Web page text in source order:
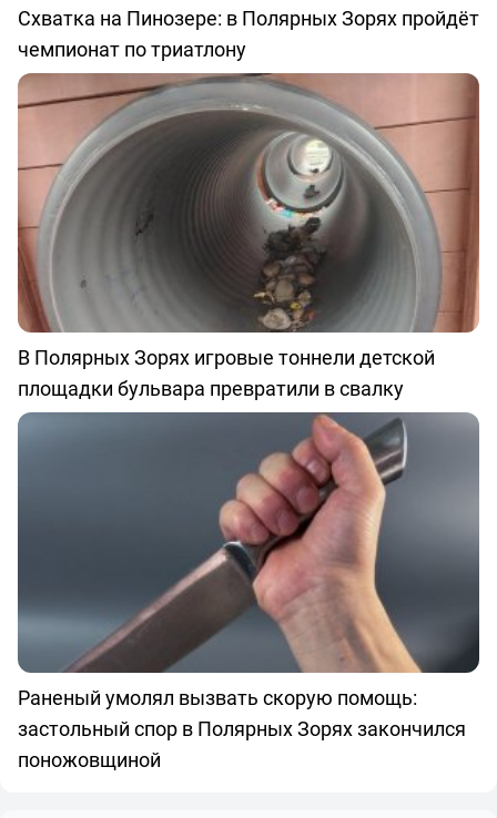
Схватка на Пинозере: в Полярных Зорях пройдёт
чемпионат по триатлону
В Полярных Зорях игровые тоннели детской
площадки бульвара превратили в свалку
Раненый умолял вызвать скорую помощь:
застольный спор в Полярных Зорях закончился
поножовщиной